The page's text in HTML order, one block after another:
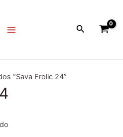
Menu
Buscar
“Sava Frolic 24”